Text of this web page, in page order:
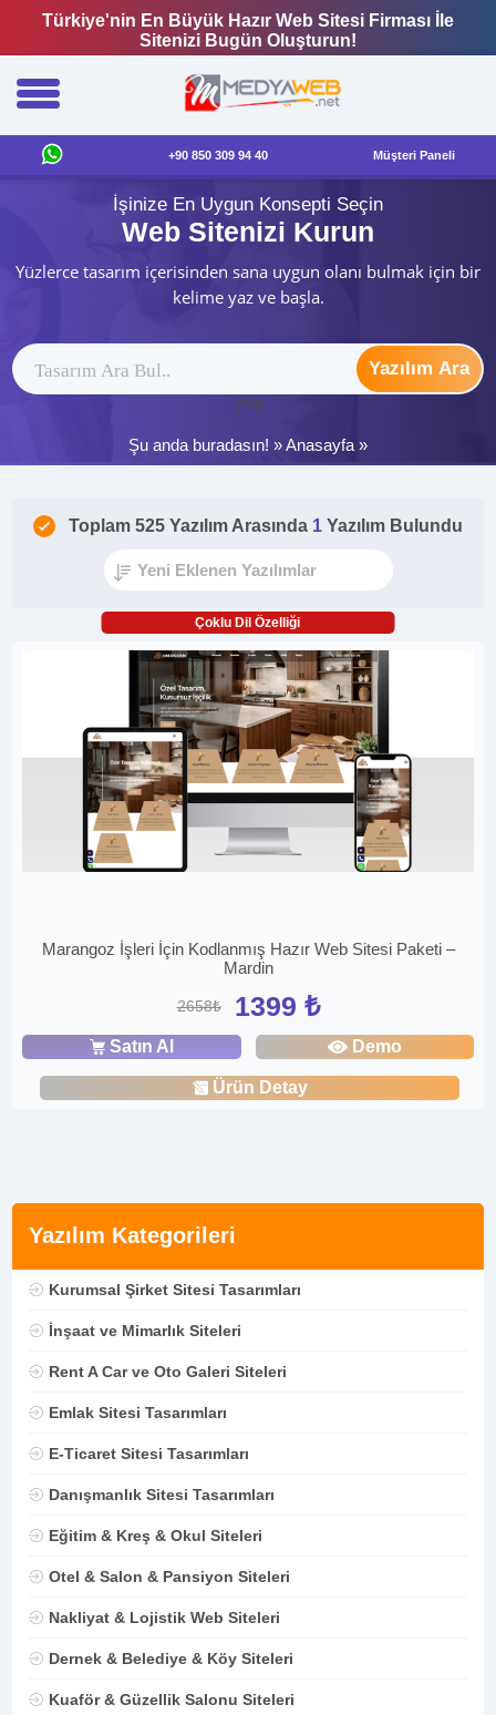
Türkiye'nin En Büyük Hazır Web Sitesi Firması İle
Sitenizi Bugün Oluşturun!
+90 850 309 94 40 Müşteri Paneli
İşinize En Uygun Konsepti Seçin
Web Sitenizi Kurun
Yüzlerce tasarım içerisinden sana uygun olanı bulmak için bir
kelime yaz ve başla.
Yazılım Ara
ytag
Şu anda buradasın! »Anasayfa »
Yazılım Kategorileri
Kurumsal Şirket Sitesi Tasarımları
İnşaat ve Mimarlık Siteleri
Rent A Car ve Oto Galeri Siteleri
Emlak Sitesi Tasarımları
E-Ticaret Sitesi Tasarımları
Danışmanlık Sitesi Tasarımları
Eğitim & Kreş & Okul Siteleri
Otel & Salon & Pansiyon Siteleri
Nakliyat & Lojistik Web Siteleri
Dernek & Belediye & Köy Siteleri
Kuaför & Güzellik Salonu Siteleri
Toplam 525 Yazılım Arasında 1 Yazılım Bulundu
Çoklu Dil Özelliği
Marangoz İşleri İçin Kodlanmış Hazır Web Sitesi Paketi –
Mardin
2658₺ 1399 ₺
Satın Al Demo
Ürün Detay